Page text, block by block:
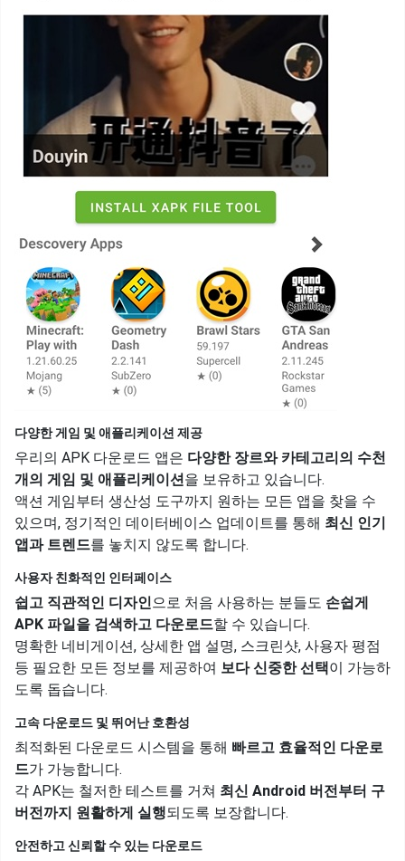
다양한 게임 및 애플리케이션 제공
우리의 APK 다운로드 앱은 다양한 장르와 카테고리의 수천
개의 게임 및 애플리케이션을 보유하고 있습니다.
액션 게임부터 생산성 도구까지 원하는 모든 앱을 찾을 수
있으며, 정기적인 데이터베이스 업데이트를 통해 최신 인기
앱과 트렌드를 놓치지 않도록 합니다.
사용자 친화적인 인터페이스
쉽고 직관적인 디자인으로 처음 사용하는 분들도 손쉽게
APK 파일을 검색하고 다운로드할 수 있습니다.
명확한 네비게이션, 상세한 앱 설명, 스크린샷, 사용자 평점
등 필요한 모든 정보를 제공하여 보다 신중한 선택이 가능하
도록 돕습니다.
고속 다운로드 및 뛰어난 호환성
최적화된 다운로드 시스템을 통해 빠르고 효율적인 다운로
드가 가능합니다.
각 APK는 철저한 테스트를 거쳐 최신 Android 버전부터 구
버전까지 원활하게 실행되도록 보장합니다.
안전하고 신뢰할 수 있는 다운로드